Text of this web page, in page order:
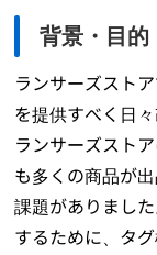
背景・目的
ランサーズスト
を提供すべく日
ランサーズスト
も多くの商品が
課題がありまし
するために、タ